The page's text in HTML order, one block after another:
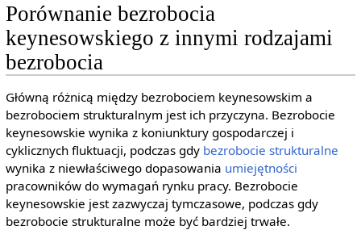
Porównanie bezrobocia
keynesowskiego z innymi rodzajami
bezrobocia
Główną różnicą między bezrobociem keynesowskim a
bezrobociem strukturalnym jest ich przyczyna. Bezrobocie
keynesowskie wynika z koniunktury gospodarczej i
cyklicznych fluktuacji, podczas gdy bezrobocie strukturalne
wynika z niewłaściwego dopasowania umiejętności
pracowników do wymagań rynku pracy. Bezrobocie
keynesowskie jest zazwyczaj tymczasowe, podczas gdy
bezrobocie strukturalne może być bardziej trwałe.